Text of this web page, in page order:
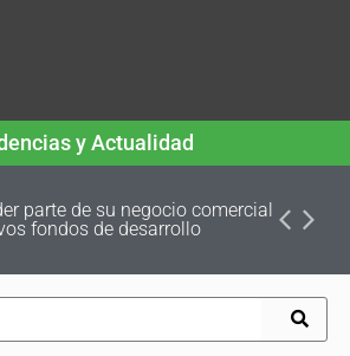
y Actualidad
parte de su negocio comercial
fondos de desarrollo